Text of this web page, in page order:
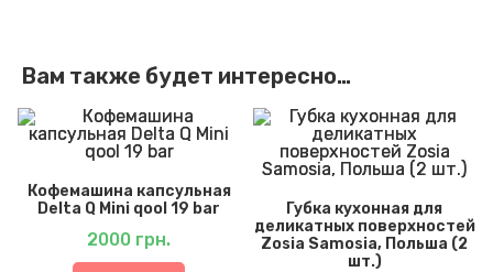
Вам также будет интересно…
Кофемашина капсульная
Delta Q Mini qool 19 bar
2000 грн.
Губка кухонная для
деликатных поверхностей
Zosia Samosia, Польша (2
шт.)